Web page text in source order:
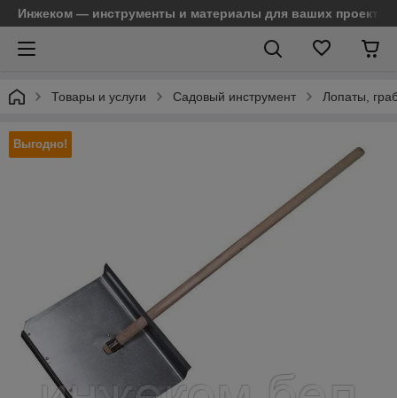
Инжеком — инструменты и материалы для ваших проектов
Товары и услуги Садовый инструмент Лопаты,
Выгодно!